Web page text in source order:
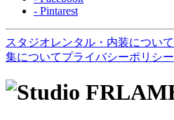
- Pintarest
スタジオレンタル・内装について
集についてプライバシーポリシー